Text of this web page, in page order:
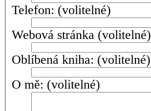
Telefon: (volitelné)
Webová stránka (volitelné)
Oblíbená kniha: (volitelné)
O mě: (volitelné)